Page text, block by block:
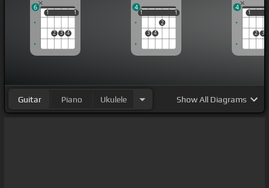
que iba[Eb]para Magdalena[G]a[Ab]
visitar a
sus padres.
1
2 3 4
1
1 1
6
1
3 4
2
1
1 1
4
1
2 3
1
4
Guitar Piano Ukulele ShowAll Diagrams